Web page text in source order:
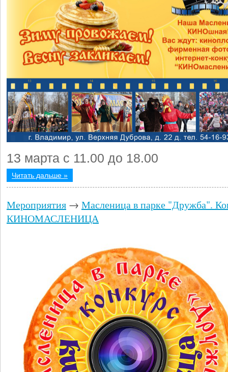
13 марта с 11.00 до 18.00
Читать дальше »
Мероприятия → Масленица в парке "Дружба".
КИНОМАСЛЕНИЦА